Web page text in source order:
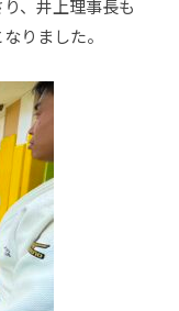
、井上理事長も
りました。